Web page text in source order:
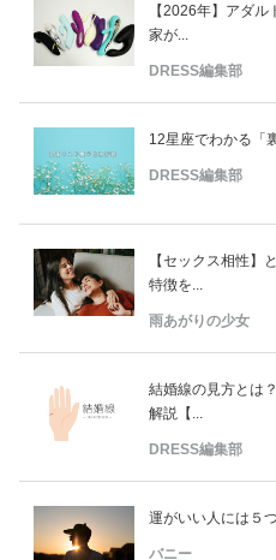
【2026年】アダ
家が...
DRESS編集部
12星座でわかる「
DRESS編集部
【セックス相性】
特徴を...
雨あがりの少女
結婚線の見方とは
解説【...
DRESS編集部
運がいい人には５
バニー